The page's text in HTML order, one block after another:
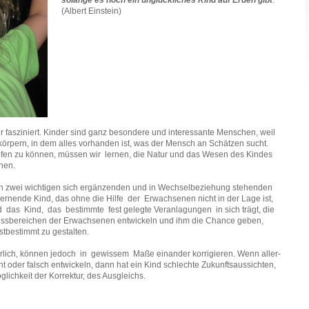
(Albert Einstein)
fasziniert. Kinder sind ganz besondere und interessante Menschen, weil
in dem alles vorhanden ist, was der Mensch an Schätzen sucht.
zu können, müssen wir lernen, die Natur und das Wesen des Kindes
wichtigen sich ergänzenden und in Wechselbeziehung stehenden
Kind, das ohne die Hilfe der Erwachsenen nicht in der Lage ist,
Kind, das bestimmte fest gelegte Veranlagungen in sich trägt, die
der Erwachsenen entwickeln und ihm die Chance geben,
zu gestalten.
können jedoch in gewissem Maße einander korrigieren. Wenn aller-
oder falsch entwickeln, dann hat ein Kind schlechte Zukunftsaussichten,
der Korrektur, des Ausgleichs.